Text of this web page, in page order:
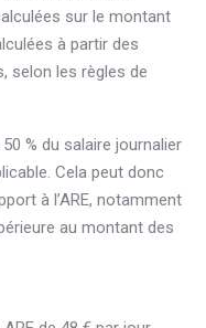
sur le montant
à partir des
selon les règles de
% du salaire journalier
Cela peut donc
à l’ARE, notamment
au montant des